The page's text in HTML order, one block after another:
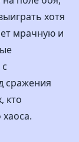
хотя
мрачную и
сражения
кто